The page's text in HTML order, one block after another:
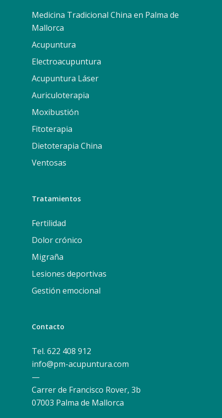
Medicina Tradicional China en Palma de
Mallorca
Acupuntura
Electroacupuntura
Acupuntura Láser
Auriculoterapia
Moxibustión
Fitoterapia
Dietoterapia China
Ventosas
Tratamientos
Fertilidad
Dolor crónico
Migraña
Lesiones deportivas
Gestión emocional
Contacto
Tel. 622 408 912
info@pm-acupuntura.com
—
Carrer de Francisco Rover, 3b
07003 Palma de Mallorca